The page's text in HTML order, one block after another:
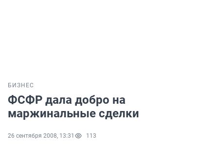
БИЗНЕС
ФСФР дала добро на
маржинальные сделки
26 сентября 2008, 13:31 113